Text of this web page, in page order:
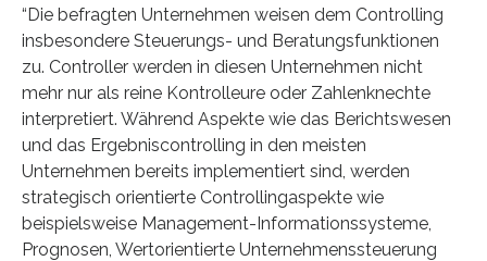
“Die befragten Unternehmen weisen dem Controlling
insbesondere Steuerungs- und Beratungsfunktionen
zu. Controller werden in diesen Unternehmen nicht
mehr nur als reine Kontrolleure oder Zahlenknechte
interpretiert. Während Aspekte wie das Berichtswesen
und das Ergebniscontrolling in den meisten
Unternehmen bereits implementiert sind, werden
strategisch orientierte Controllingaspekte wie
beispielsweise Management-Informationssysteme,
Prognosen, Wertorientierte Unternehmenssteuerung